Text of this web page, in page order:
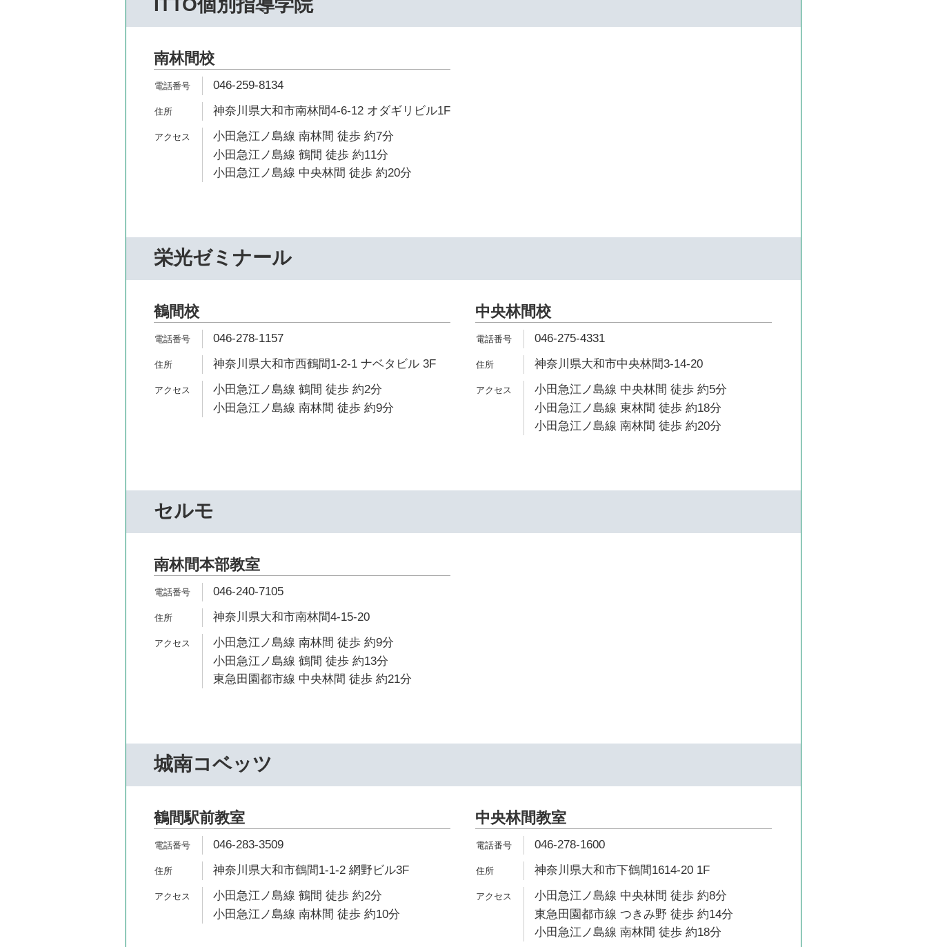
ITTO個別指導学院
南林間校
046-259-8134
神奈川県大和市南林間4-6-12 オダギリビル1F
小田急江ノ島線 南林間 徒歩 約7分
小田急江ノ島線 鶴間 徒歩 約11分
小田急江ノ島線 中央林間 徒歩 約20分
栄光ゼミナール
鶴間校
046-278-1157
神奈川県大和市西鶴間1-2-1 ナベタビル 3F
小田急江ノ島線 鶴間 徒歩 約2分
小田急江ノ島線 南林間 徒歩 約9分
中央林間校
046-275-4331
神奈川県大和市中央林間3-14-20
小田急江ノ島線 中央林間 徒歩 約5分
小田急江ノ島線 東林間 徒歩 約18分
小田急江ノ島線 南林間 徒歩 約20分
セルモ
南林間本部教室
046-240-7105
神奈川県大和市南林間4-15-20
小田急江ノ島線 南林間 徒歩 約9分
小田急江ノ島線 鶴間 徒歩 約13分
東急田園都市線 中央林間 徒歩 約21分
城南コベッツ
鶴間駅前教室
046-283-3509
神奈川県大和市鶴間1-1-2 網野ビル3F
小田急江ノ島線 鶴間 徒歩 約2分
小田急江ノ島線 南林間 徒歩 約10分
中央林間教室
046-278-1600
神奈川県大和市下鶴間1614-20 1F
小田急江ノ島線 中央林間 徒歩 約8分
東急田園都市線 つきみ野 徒歩 約14分
小田急江ノ島線 南林間 徒歩 約18分